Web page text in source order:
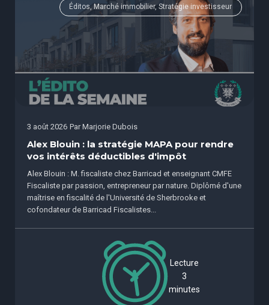
Éditos, Marché immobilier, Stratégie investisseur
3 août 2026 Par Marjorie Dubois
Alex Blouin : la stratégie MAPA pour rendre
vos intérêts déductibles d'impôt
Alex Blouin : M. fiscaliste chez Barricad et enseignant CMFE
Fiscaliste par passion, entrepreneur par nature. Diplômé d'une
maîtrise en fiscalité de l'Université de Sherbrooke et
cofondateur de Barricad Fiscalistes...
Lecture
3
minutes